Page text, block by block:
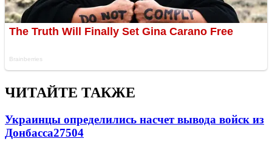
ЧИТАЙТЕ ТАКЖЕ
Украинцы определились насчет вывода войск из
Донбасса27504